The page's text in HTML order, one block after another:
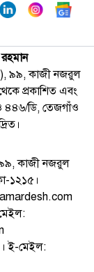
৯৯, কাজী নজরুল
প্রকাশিত এবং
৪৪৬/ডি, তেজগাঁও
৯৯, কাজী নজরুল
১২১৫।
ই-মেইল: